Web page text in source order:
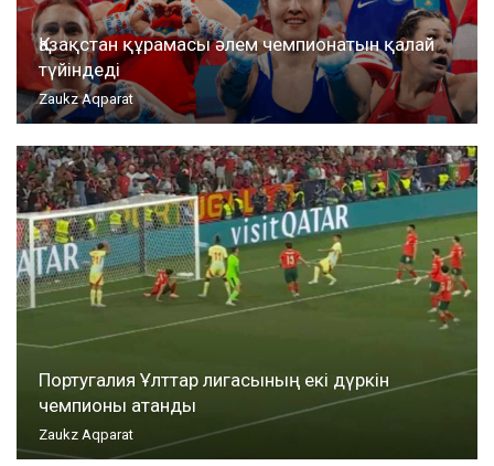
Қазақстан құрамасы әлем чемпионатын қалай
түйіндеді
Zaukz Aqparat
Португалия Ұлттар лигасының екі дүркін
чемпионы атанды
Zaukz Aqparat